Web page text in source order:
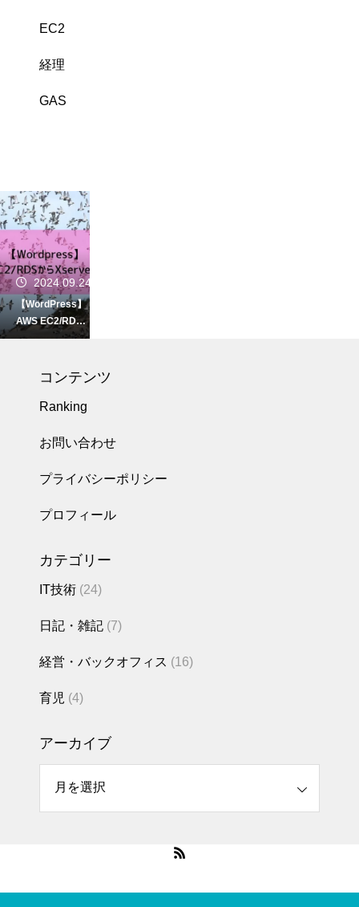
EC2
経理
GAS
2024.09.24
【WordPress】
AWS EC2/RDS
で自前構築した
へ移行した
Google Workspa
WSマネジメント
グイン（画像付
大容量ファイル
（fsutilコマンド,
HULFT集信後ジ
ョブ失敗時の動
き（備忘）
RHELナレッジベ
コンテンツ
Ranking
お問い合わせ
プライバシーポリシー
プロフィール
カテゴリー
IT技術 (24)
日記・雑記 (7)
経営・バックオフィス (16)
育児 (4)
アーカイブ